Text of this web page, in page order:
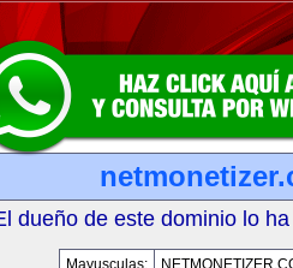
dueño de este dominio lo
Mayusculas: